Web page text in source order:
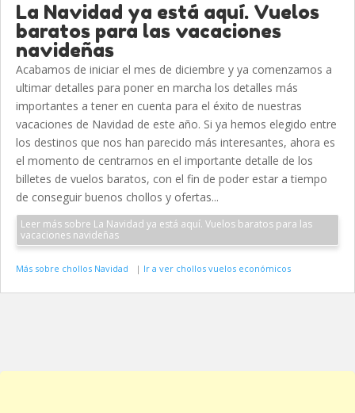
La Navidad ya está aquí. Vuelos
baratos para las vacaciones
navideñas
Acabamos de iniciar el mes de diciembre y ya comenzamos a
ultimar detalles para poner en marcha los detalles más
importantes a tener en cuenta para el éxito de nuestras
vacaciones de Navidad de este año. Si ya hemos elegido entre
los destinos que nos han parecido más interesantes, ahora es
el momento de centrarnos en el importante detalle de los
billetes de vuelos baratos, con el fin de poder estar a tiempo
de conseguir buenos chollos y ofertas...
Leer más sobre La Navidad ya está aquí. Vuelos baratos para las
vacaciones navideñas
Más sobre chollos Navidad | Ir a ver chollos vuelos económicos